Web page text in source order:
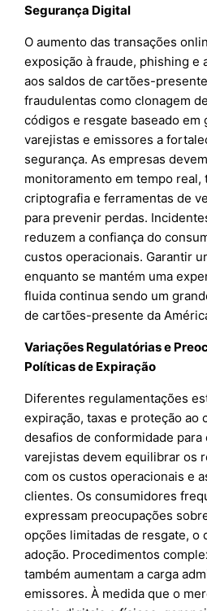
Segurança Digital
O aumento das transações
exposição à fraude, phishing e
aos saldos de cartões-
fraudulentas como clonagem
códigos e resgate baseado em
varejistas e emissores a
segurança. As empresas
monitoramento em tempo real,
criptografia e ferramentas de
para prevenir perdas.
reduzem a confiança do
custos operacionais. Garantir
enquanto se mantém uma
fluida continua sendo um
de cartões-presente da
Variações Regulatórias e
Políticas de Expiração
Diferentes regulamentações
expiração, taxas e proteção ao
desafios de conformidade para
varejistas devem equilibrar os
com os custos operacionais e
clientes. Os consumidores
expressam preocupações
opções limitadas de resgate, o
adoção. Procedimentos
também aumentam a carga
emissores. À medida que o